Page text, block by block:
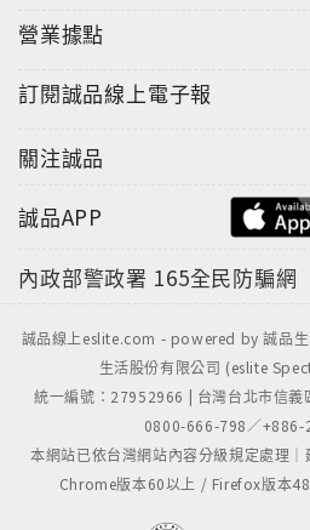
營業據點
訂閱誠品線上電子報
關注誠品
誠品APP
內政部警政署 165全民防騙網
誠品線上eslite.com - powered by 誠品
生活股份有限公司 (eslite
統一編號：27952966 | 台灣台北市信義
0800-666-798／+886-
本網站已依台灣網站內容分級規定處理
Chrome版本60以上 / Firefox版本